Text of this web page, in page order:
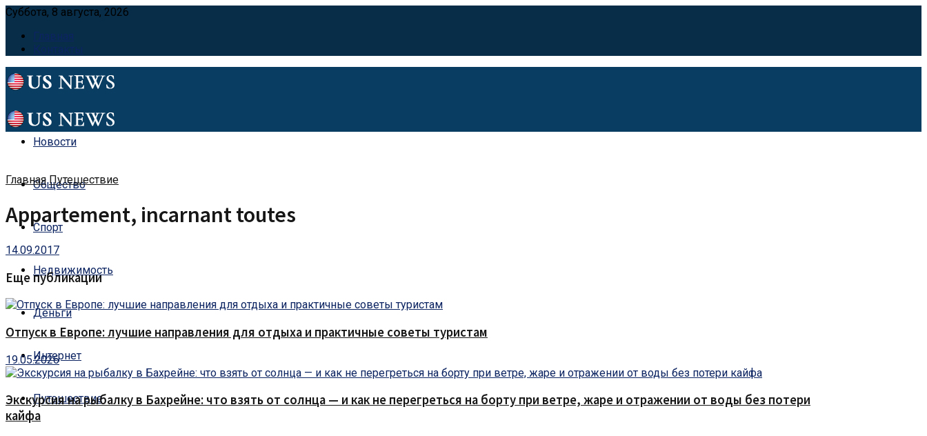
Суббота, 8 августа, 2026
Главная
Контакты
Новости
Общество
Спорт
Недвижимость
Деньги
Интернет
Путешествие
Главная Путешествие
Appartement, incarnant toutes
14.09.2017
Еще публикации
Отпуск в Европе: лучшие направления для отдыха и практичные советы туристам
19.05.2026
Экскурсия на рыбалку в Бахрейне: что взять от солнца — и как не перегреться на борту при ветре, жаре и отражении от воды без потери
кайфа